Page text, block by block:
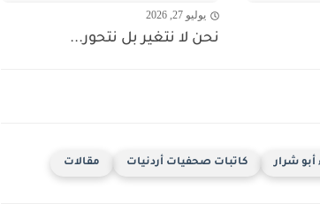
يوليو 27, 2026
نحن لا نتغير بل نتحور...
شرار كاتبات صحفيات أردنيات مقالات